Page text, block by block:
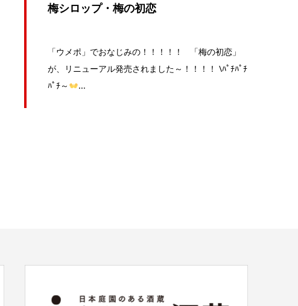
梅シロップ・梅の初恋
「ウメポ」でおなじみの！！！！！ 「梅の初恋」
が、リニューアル発売されました～！！！！ \ﾊﾟﾁﾊﾟﾁ
ﾊﾟﾁ～
...